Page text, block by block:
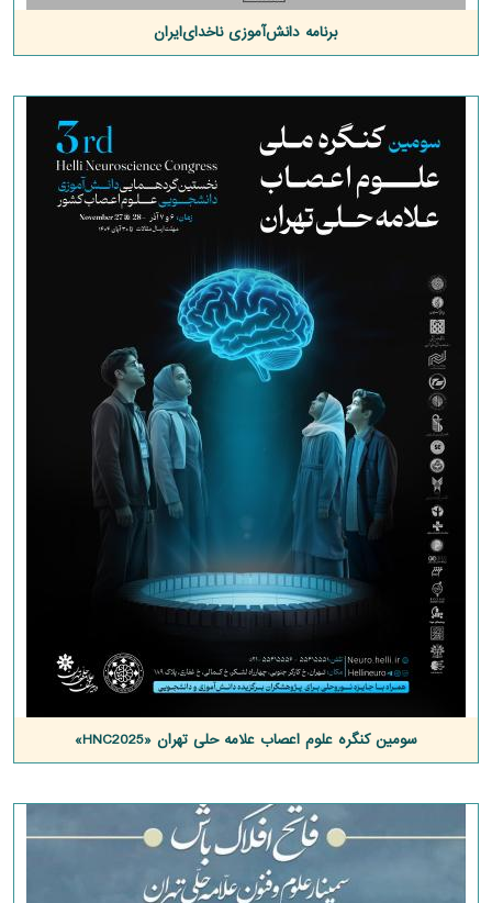
برنامه دانش‌آموزی ناخدای‌ایران
سومین کنگره علوم اعصاب علامه حلی تهران «HNC2025»